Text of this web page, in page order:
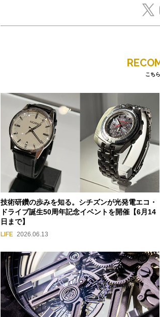
こち
技術研鑽の歩みを知る。シチズンが光発電エコ・
ドライブ誕生50周年記念イベントを開催【6月14
日まで】
LIFE 2026.06.13